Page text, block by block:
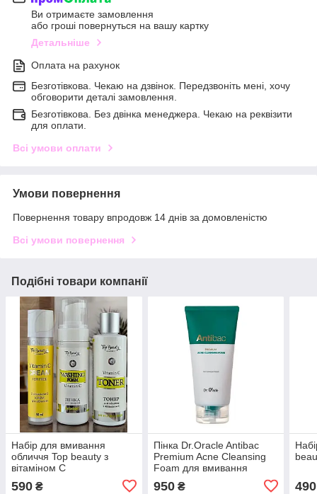
Ви отримаєте замовлення
або гроші повернуться на вашу картку
Детальніше
Оплата на рахунок
Безготівкова. Чекаю на дзвінок. Передзвоніть мені, хочу
обговорити деталі замовлення.
Безготівкова. Без двінка менеджера. Чекаю на реквізити
для оплати.
Всі умови оплати
Умови повернення
Повернення товару впродовж 14 днів за домовленістю
Всі умови повернення
Подібні товари компанії
Набір для вмивання
обличчя Top beauty з
вітаміном C
590 ₴
Пінка Dr.Oracle Antibac
Premium Acne Cleansing
Foam для вмивання
антибактеріальна 180 мл
950₴ 490